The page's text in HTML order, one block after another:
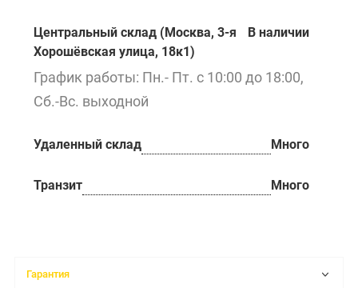
Центральный склад (Москва, 3-я
Хорошёвская улица, 18к1)
В наличии
График работы: Пн.- Пт. с 10:00 до 18:00,
Сб.-Вс. выходной
Удаленный склад Много
Транзит Много
Гарантия